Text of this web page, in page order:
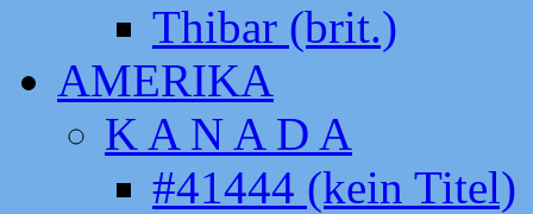
Thibar (brit.)
AMERIKA
K A N A D A
#41444 (kein Titel)